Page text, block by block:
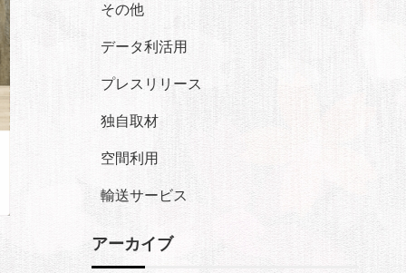
その他
データ利活用
プレスリリース
独自取材
空間利用
輸送サービス
アーカイブ